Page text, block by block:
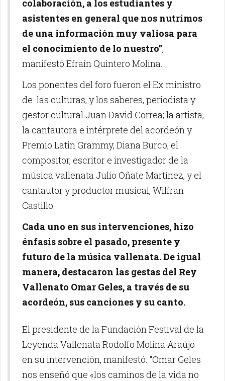
colaboración, a los estudiantes y
asistentes en general que nos nutrimos
de una información muy valiosa para
el conocimiento de lo nuestro”,
manifestó Efraín Quintero Molina.
Los ponentes del foro fueron el Ex ministro
de las culturas, y los saberes, periodista y
gestor cultural Juan David Correa; la artista,
la cantautora e intérprete del acordeón y
Premio Latin Grammy, Diana Burco; el
compositor, escritor e investigador de la
música vallenata Julio Oñate Martínez, y el
cantautor y productor musical, Wilfran
Castillo.
Cada uno en sus intervenciones, hizo
énfasis sobre el pasado, presente y
futuro de la música vallenata. De igual
manera, destacaron las gestas del Rey
Vallenato Omar Geles, a través de su
acordeón, sus canciones y su canto.
El presidente de la Fundación Festival de la
Leyenda Vallenata Rodolfo Molina Araújo
en su intervención, manifestó. “Omar Geles
nos enseñó que «los caminos de la vida no